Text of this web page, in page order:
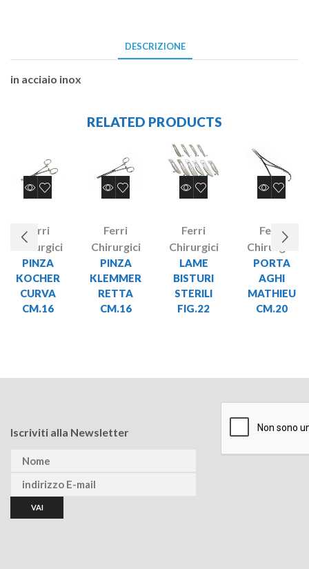
DESCRIZIONE
in acciaio inox
RELATED PRODUCTS
Ferri
Chirurgici
PINZA
KOCHER
CURVA
CM.16
Ferri
Chirurgici
PINZA
KLEMMER
RETTA
CM.16
Ferri
Chirurgici
LAME
BISTURI
STERILI
FIG.22
Ferri
Chirurgici
PORTA
AGHI
MATHIEU
CM.20
Iscriviti alla Newsletter